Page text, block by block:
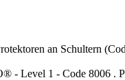
an Schultern
- Level 1 - Code 8006 .